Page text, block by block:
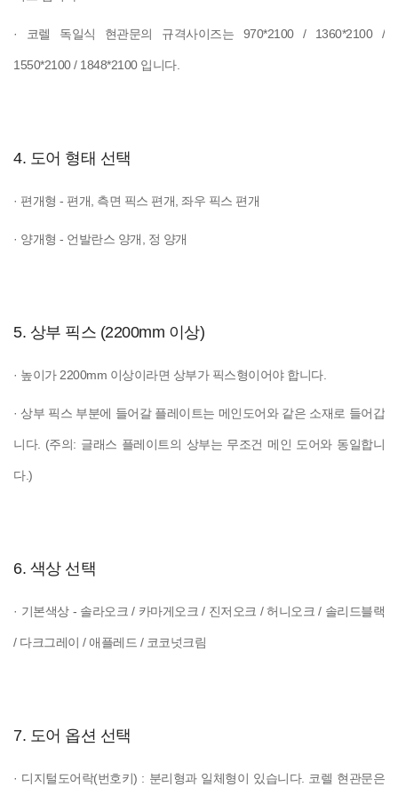
· 코렐 독일식 현관문의 규격사이즈는 970*2100 / 1360*2100 /
1550*2100 / 1848*2100 입니다.
4. 도어 형태 선택
· 편개형 - 편개, 측면 픽스 편개, 좌우 픽스 편개
· 양개형 - 언발란스 양개, 정 양개
5. 상부 픽스 (2200mm 이상)
· 높이가 2200mm 이상이라면 상부가 픽스형이어야 합니다.
· 상부 픽스 부분에 들어갈 플레이트는 메인도어와 같은 소재로 들어갑
니다. (주의: 글래스 플레이트의 상부는 무조건 메인 도어와 동일합니
다.)
6. 색상 선택
· 기본색상 - 솔라오크 / 카마게오크 / 진저오크 / 허니오크 / 솔리드블랙
/ 다크그레이 / 애플레드 / 코코넛크림
7. 도어 옵션 선택
· 디지털도어락(번호키) : 분리형과 일체형이 있습니다. 코렐 현관문은